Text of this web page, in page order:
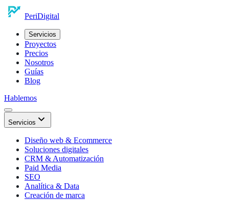
PeriDigital
Servicios
Proyectos
Precios
Nosotros
Guías
Blog
Hablemos
Servicios
Diseño web & Ecommerce
Soluciones digitales
CRM & Automatización
Paid Media
SEO
Analítica & Data
Creación de marca